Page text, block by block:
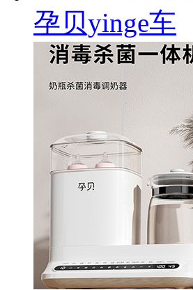
孕贝yinge车